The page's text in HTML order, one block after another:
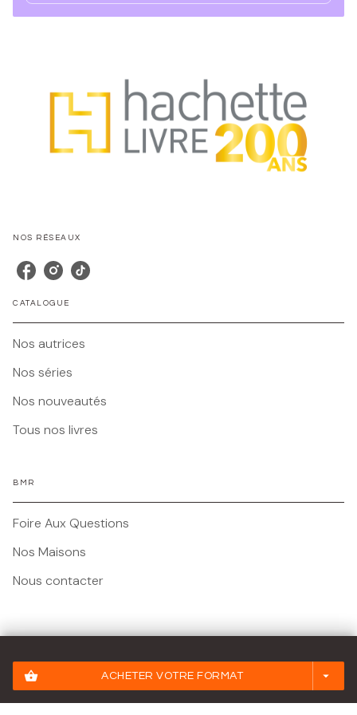
shopping_basket ACHETER VOTRE FORMAT arrow_drop_down
NOS RÉSEAUX
CATALOGUE
Nos autrices
Nos séries
Nos nouveautés
Tous nos livres
BMR
Foire Aux Questions
Nos Maisons
Nous contacter
Mentions légales
Conditions Générales d'Utilisation
Charte des Données Personnelles